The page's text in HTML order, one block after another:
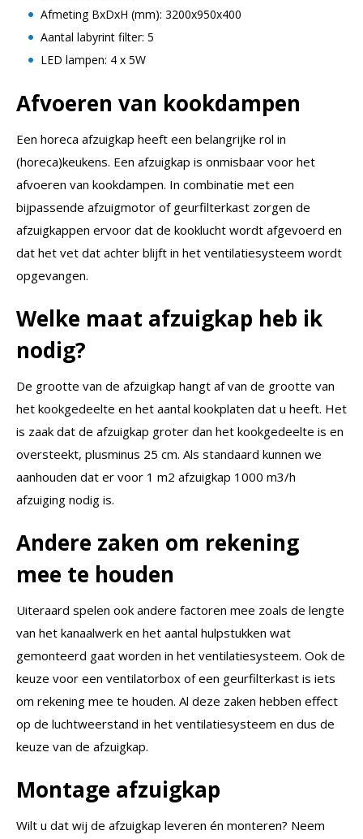
Afmeting BxDxH (mm): 3200x950x400
Aantal labyrint filter: 5
LED lampen: 4 x 5W
Afvoeren van kookdampen
Een horeca afzuigkap heeft een belangrijke rol in
(horeca)keukens. Een afzuigkap is onmisbaar voor het
afvoeren van kookdampen. In combinatie met een
bijpassende afzuigmotor of geurfilterkast zorgen de
afzuigkappen ervoor dat de kooklucht wordt afgevoerd en
dat het vet dat achter blijft in het ventilatiesysteem wordt
opgevangen.
Welke maat afzuigkap heb ik
nodig?
De grootte van de afzuigkap hangt af van de grootte van
het kookgedeelte en het aantal kookplaten dat u heeft. Het
is zaak dat de afzuigkap groter dan het kookgedeelte is en
oversteekt, plusminus 25 cm. Als standaard kunnen we
aanhouden dat er voor 1 m2 afzuigkap 1000 m3/h
afzuiging nodig is.
Andere zaken om rekening
mee te houden
Uiteraard spelen ook andere factoren mee zoals de lengte
van het kanaalwerk en het aantal hulpstukken wat
gemonteerd gaat worden in het ventilatiesysteem. Ook de
keuze voor een ventilatorbox of een geurfilterkast is iets
om rekening mee te houden. Al deze zaken hebben effect
op de luchtweerstand in het ventilatiesysteem en dus de
keuze van de afzuigkap.
Montage afzuigkap
Wilt u dat wij de afzuigkap leveren én monteren? Neem